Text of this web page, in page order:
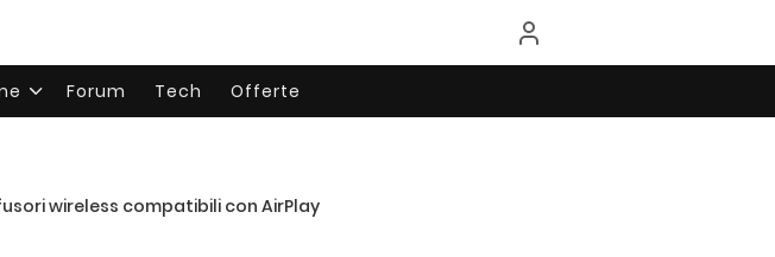
Forum Tech Offerte
wireless compatibili con AirPlay